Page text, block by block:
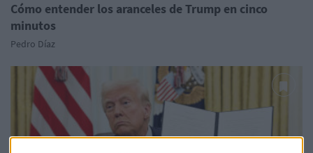
Cómo entender los aranceles de Trump en cinco
minutos
Pedro Díaz